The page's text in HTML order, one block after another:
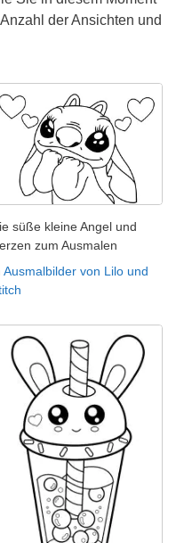
der Ansichten und
süße kleine Angel und
zum Ausmalen
Ausmalbilder von Lilo und